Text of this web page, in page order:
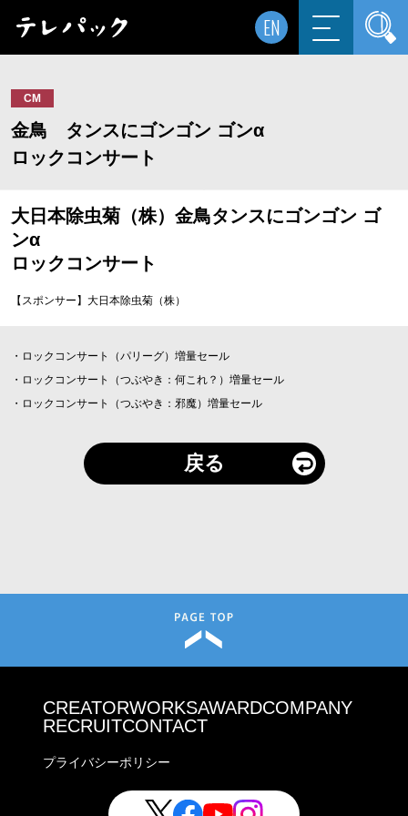
EN
CM
金鳥 タンスにゴンゴン ゴンα
ロックコンサート
大日本除虫菊（株）金鳥タンスにゴンゴン ゴ
ンα
ロックコンサート
【スポンサー】大日本除虫菊（株）
・ロックコンサート（パリーグ）増量セール
・ロックコンサート（つぶやき：何これ？）増量セール
・ロックコンサート（つぶやき：邪魔）増量セール
戻る
CREATORWORKSAWARDCOMPANY
RECRUITCONTACT
プライバシーポリシー